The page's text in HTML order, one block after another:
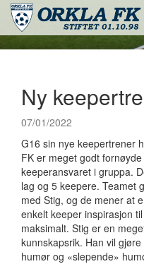
Ny
07/01/2022
G16 sin nye keepertrener
FK er meget godt
keeperansvaret i gruppa.
lag og 5 keepere. Teamet
med Stig, og de mener at
enkelt keeper inspirasjon
maksimalt. Stig er en
kunnskapsrik. Han vil
humør og «slepende»